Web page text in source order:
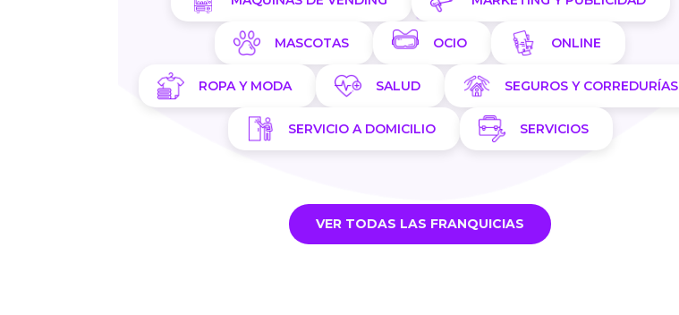
MASCOTAS OCIO ONLINE
ROPA Y MODA SALUD SEGUROS Y CORREDURÍAS
SERVICIO A DOMICILIO SERVICIOS
VER TODAS LAS FRANQUICIAS